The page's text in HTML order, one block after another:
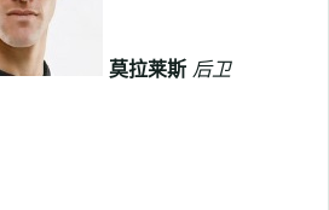
莫拉莱斯 后卫